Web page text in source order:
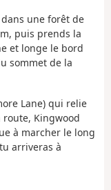
une forêt de
puis prends la
et longe le bord
sommet de la
Lane) qui relie
Kingwood
à marcher le long
arriveras à